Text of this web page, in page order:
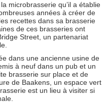
microbrasserie qu’il a établie
années à créer de
recettes dans sa brasserie
de ces brasseries ont
Street, un partenariat
dans une ancienne usine de
à neuf dans un pub et un
brasserie sur place et de
de Baakens, un espace vert
est un lieu à visiter si